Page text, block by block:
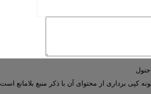
کپی برداری از محتوای آن با ذکر منبع بلامانع است.